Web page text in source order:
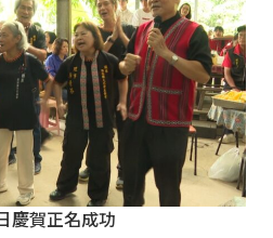
慶賀正名成功